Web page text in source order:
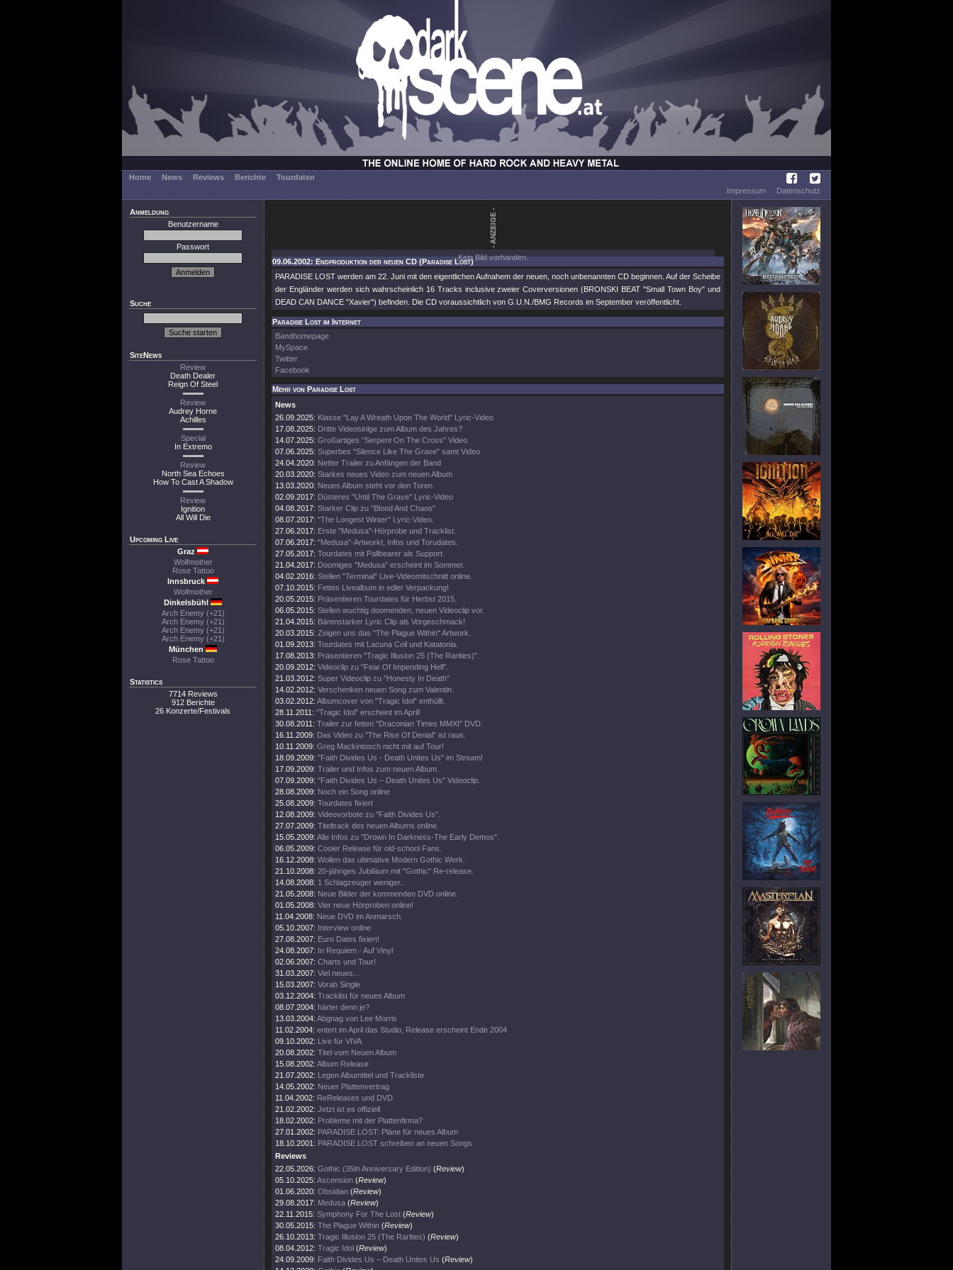
Home News Reviews Berichte
Tourdaten
Impressum
Datenschutz
Anmeldung
Benutzername
Passwort
Suche
SiteNews
Review
Death Dealer
Reign Of Steel
Review
Audrey Horne
Achilles
Special
In Extremo
Review
North Sea Echoes
How To Cast A Shadow
Review
Ignition
All Will Die
Upcoming Live
Graz
Wolfmother
Rose Tattoo
Innsbruck
Wolfmother
Dinkelsbühl
Arch Enemy (+21)
Arch Enemy (+21)
Arch Enemy (+21)
Arch Enemy (+21)
München
Rose Tattoo
Statistics
7714 Reviews
912 Berichte
26 Konzerte/Festivals
Kein Bild vorhanden.
09.06.2002: Endproduktion der neuen CD (Paradise Lost)
PARADISE LOST werden am 22. Juni mit den eigentlichen Aufnahem der neuen, noch unbenannten CD beginnen. Auf der Scheibe
der Engländer werden sich wahrscheinlich 16 Tracks inclusive zweier Coverversionen (BRONSKI BEAT "Small Town Boy" und
DEAD CAN DANCE "Xavier") befinden. Die CD voraussichtlich von G.U.N./BMG Records im September veröffentlicht.
Paradise Lost im Internet
Bandhomepage
MySpace
Twitter
Facebook
Mehr von Paradise Lost
News
26.09.2025: Klasse "Lay A Wreath Upon The World" Lyric-Video
17.08.2025: Dritte Videosinlge zum Album des Jahres?
14.07.2025: Großartiges "Serpent On The Cross" Video
07.06.2025: Superbes "Silence Like The Grave" samt Video
24.04.2020: Netter Trailer zu Anfängen der Band
20.03.2020: Starkes neues Video zum neuen Album
13.03.2020: Neues Album steht vor den Toren
02.09.2017: Düsteres "Until The Grave" Lyric-Video
04.08.2017: Starker Clip zu "Blood And Chaos"
08.07.2017: "The Longest Winter" Lyric-Video.
27.06.2017: Erste "Medusa"-Hörprobe und Tracklist.
07.06.2017: "Medusa"-Artworkt, Infos und Torudates.
27.05.2017: Tourdates mit Pallbearer als Support.
21.04.2017: Doomiges "Medusa" erscheint im Sommer.
04.02.2016: Stellen "Terminal" Live-Videomitschnitt online.
07.10.2015: Fettes Livealbum in edler Verpackung!
20.05.2015: Präsentieren Tourdates für Herbst 2015.
06.05.2015: Stellen wuchtig doomenden, neuen Videoclip vor.
21.04.2015: Bärenstarker Lyric Clip als Vorgeschmack!
20.03.2015: Zeigen uns das "The Plague Within" Artwork.
01.09.2013: Tourdates mit Lacuna Coil und Katatonia.
17.08.2013: Präsentieren "Tragic Illusion 25 (The Rarities)".
20.09.2012: Videoclip zu "Fear Of Impending Hell".
21.03.2012: Super Videoclip zu "Honesty In Death"
14.02.2012: Verschenken neuen Song zum Valentin.
03.02.2012: Albumcover von "Tragic Idol" enthüllt.
28.11.2011: "Tragic Idol" erscheint im April!
30.08.2011: Trailer zur fetten "Draconian Times MMXI" DVD.
16.11.2009: Das Video zu "The Rise Of Denial" ist raus.
10.11.2009: Greg Mackintosch nicht mit auf Tour!
18.09.2009: "Faith Divides Us - Death Unites Us" im Stream!
17.09.2009: Trailer und Infos zum neuen Album.
07.09.2009: "Faith Divides Us – Death Unites Us" Videoclip.
28.08.2009: Noch ein Song online
25.08.2009: Tourdates fixiert
12.08.2009: Videovorbote zu "Faith Divides Us".
27.07.2009: Titeltrack des neuen Albums online.
15.05.2009: Alle Infos zu "Drown In Darkness-The Early Demos".
06.05.2009: Cooler Release für old-school Fans.
16.12.2008: Wollen das ultimative Modern Gothic Werk.
21.10.2008: 20-jähriges Jubiläum mit "Gothic" Re-release.
14.08.2008: 1 Schlagzeuger weniger...
21.05.2008: Neue Bilder der kommenden DVD online.
01.05.2008: Vier neue Hörproben online!
11.04.2008: Neue DVD im Anmarsch.
05.10.2007: Interview online
27.08.2007: Euro Dates fixiert!
24.08.2007: In Requiem - Auf Vinyl
02.06.2007: Charts und Tour!
31.03.2007: Viel neues...
15.03.2007: Vorab Single
03.12.2004: Tracklist für neues Album
08.07.2004: härter denn je?
13.03.2004: Abgnag von Lee Morris
11.02.2004: entert im April das Studio, Release erscheint Ende 2004
09.10.2002: Live für VIVA
20.08.2002: Titel vom Neuen Album
15.08.2002: Album Release
21.07.2002: Legen Albumtitel und Trackliste
14.05.2002: Neuer Plattenvertrag
11.04.2002: ReReleases und DVD
21.02.2002: Jetzt ist es offiziell
18.02.2002: Probleme mit der Plattenfirma?
27.01.2002: PARADISE LOST: Pläne für neues Album
18.10.2001: PARADISE LOST schreiben an neuen Songs
Reviews
22.05.2026: Gothic (35th Anniversary Edition) (Review)
05.10.2025: Ascension (Review)
01.06.2020: Obsidian (Review)
29.08.2017: Medusa (Review)
22.11.2015: Symphony For The Lost (Review)
30.05.2015: The Plague Within (Review)
26.10.2013: Tragic Illusion 25 (The Rarities) (Review)
08.04.2012: Tragic Idol (Review)
24.09.2009: Faith Divides Us – Death Unites Us (Review)